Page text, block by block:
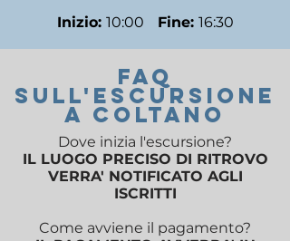
Inizio: 10:00 Fine: 16:30
FAQ
SUll'ESCURSIONE
a coltano
Dove inizia l'escursione?
IL LUOGO PRECISO DI RITROVO
VERRA' NOTIFICATO AGLI
ISCRITTI
Come avviene il pagamento?